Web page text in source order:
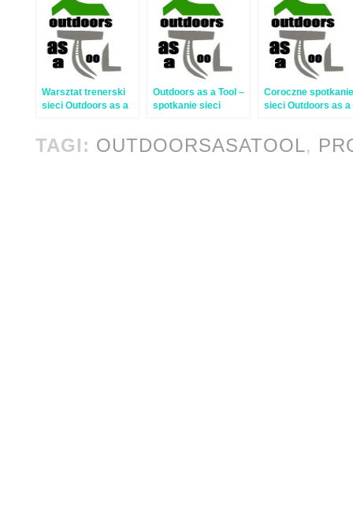
Warsztat trenerski
sieci Outdoors as a
Outdoors as a Tool –
spotkanie sieci
Coroczne spotkanie
sieci Outdoors as a
TAGI: OUTDOORSASATOOL,